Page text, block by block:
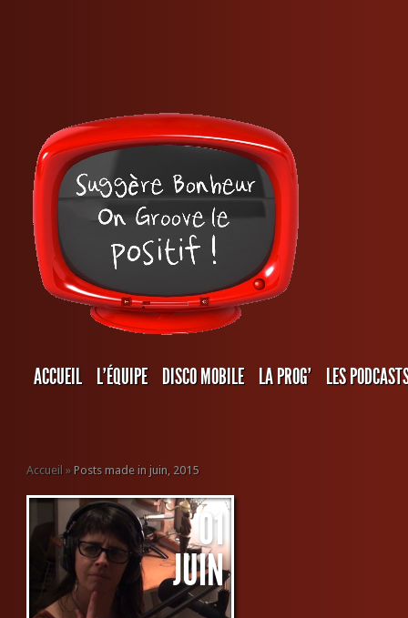
ACCUEIL L’ÉQUIPE DISCO MOBILE LA PROG’ LES
Accueil » Posts made in juin, 2015
JUIN
01